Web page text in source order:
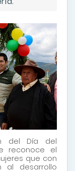
del Día del
reconoce el
que con
al desarrollo